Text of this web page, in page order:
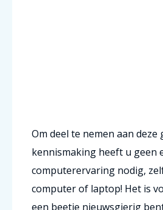
Om deel te nemen aan deze
kennismaking heeft u geen
computerervaring nodig,
computer of laptop! Het is
een beetje nieuwsgierig